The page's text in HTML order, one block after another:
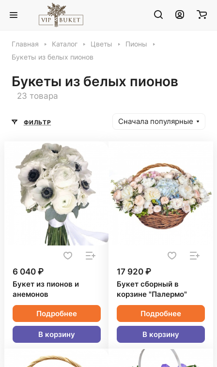
Главная Каталог Цветы
Пионы
Букеты из белых пионов
Букеты из белых пионов
23 товара
ФИЛЬТР Сначала популярные
6 040 ₽
Букет из пионов и
анемонов
Подробнее
В корзину
17 920 ₽
Букет сборный в
корзине "Палермо"
Подробнее
В корзину